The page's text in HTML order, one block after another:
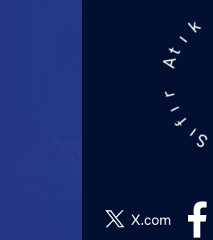
f
ı
r
A
k
T
e
X.com